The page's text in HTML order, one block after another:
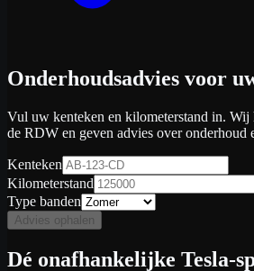
Onderhoudsadvies voor
Vul uw kenteken en kilometerstand in. Wij
de RDW en geven advies over onderhoud
Kenteken
Kilometerstand
Type banden
Advies ophalen
Dé onafhankelijke Tesla-